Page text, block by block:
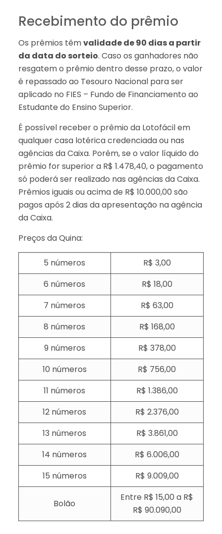
Recebimento do prêmio
Os prêmios têmvalidade de 90 dias a partir
da data do sorteio. Caso os ganhadores não
resgatem o prêmio dentro desse prazo, o valor
é repassado ao Tesouro Nacional para ser
aplicado no FIES – Fundo de Financiamento ao
Estudante do Ensino Superior.
É possível receber o prêmio da Lotofácil em
qualquer casa lotérica credenciada ou nas
agências da Caixa. Porém, se o valor líquido do
prêmio for superior a R$ 1.478,40, o pagamento
só poderá ser realizado nas agências da Caixa.
Prêmios iguais ou acima de R$ 10.000,00 são
pagos após 2 dias da apresentação na agência
da Caixa.
Preços da Quina:
5 números
R$ 3,00
6 números
R$ 18,00
7 números
R$ 63,00
8 números
R$ 168,00
9 números
R$ 378,00
10 números
R$ 756,00
11 números
R$ 1.386,00
12 números
R$ 2.376,00
13 números
R$ 3.861,00
14 números
R$ 6.006,00
15 números
R$ 9.009,00
Bolão
Entre R$ 15,00 a R$
R$ 90.090,00